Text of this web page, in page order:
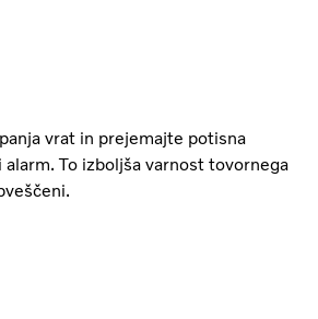
vrat in prejemajte potisna
To izboljša varnost tovornega